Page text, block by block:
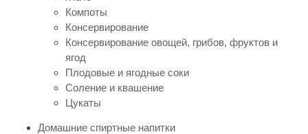
Компоты
Консервирование
Консервирование овощей, грибов, фруктов и
ягод
Плодовые и ягодные соки
Соление и квашение
Цукаты
Домашние спиртные напитки